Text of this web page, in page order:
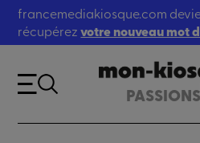
francemediakiosque.com
récupérezvotre nouveau mot
PASSIONS